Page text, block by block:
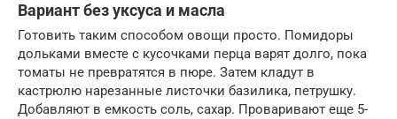
Вариант без уксуса и масла
Готовить таким способом овощи просто. Помидоры
дольками вместе с кусочками перца варят долго, пока
томаты не превратятся в пюре. Затем кладут в
кастрюлю нарезанные листочки базилика, петрушку.
Добавляют в емкость соль, сахар. Проваривают еще 5-